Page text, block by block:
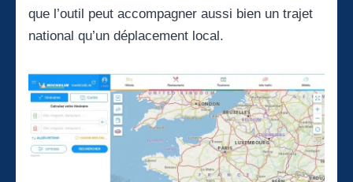
que l’outil peut accompagner aussi bien un trajet
national qu’un déplacement local.